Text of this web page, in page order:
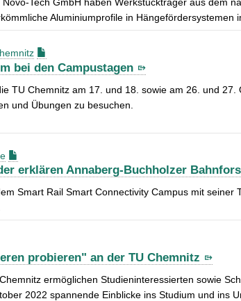
Aluminiumprofile in Hängefördersystemen
bei den Campustagen
TU Chemnitz am 17. und 18. sowie am 26. und
und Übungen zu besuchen.
erklären Annaberg-Buchholzer
Smart Rail Smart Connectivity Campus mit
probieren" an der TU Chemnitz
ermöglichen Studieninteressierten sowie
2022 spannende Einblicke ins Studium und ins